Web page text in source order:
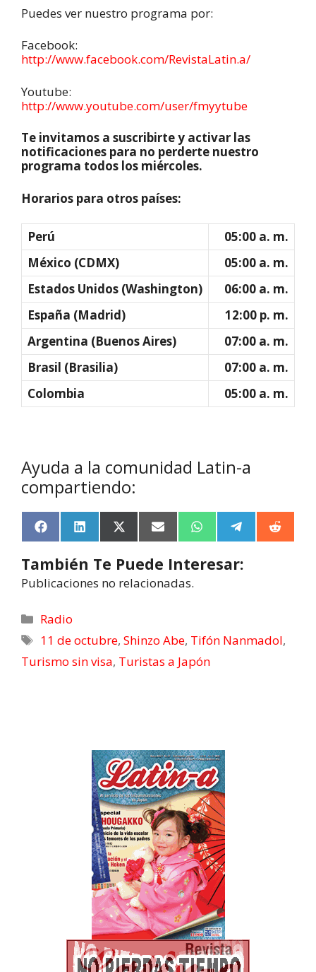
Puedes ver nuestro programa por:
Facebook:
http://www.facebook.com/RevistaLatin.a/
Youtube:
http://www.youtube.com/user/fmyytube
Te invitamos a suscribirte y activar las
notificaciones para no perderte nuestro
programa todos los miércoles.
Horarios para otros países:
Perú
05:00 a. m.
México (CDMX)
05:00 a. m.
Estados Unidos (Washington)
06:00 a. m.
España (Madrid)
12:00 p. m.
Argentina (Buenos Aires)
07:00 a. m.
Brasil (Brasilia)
07:00 a. m.
Colombia
05:00 a. m.
Ayuda a la comunidad Latin-a
compartiendo:
F
a
e
b
o
k
L
i
k
e
d
X
(
w
i
t
)
E
m
a
l
W
h
t
e
e
R
e
También Te Puede Interesar:
Publicaciones no relacionadas.
Radio
11 de octubre,Shinzo Abe, Tifón Nanmadol,
Turismo sin visa, Turistas a Japón